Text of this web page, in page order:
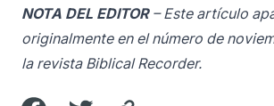
NOTA DEL EDITOR– Este artículo
originalmente en el número de
la revista Biblical Recorder.